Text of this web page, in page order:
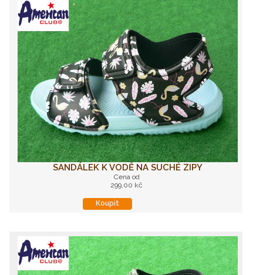
SANDÁLEK K VODĚ NA SUCHÉ ZIPY
Cena od
299,00 kč
Koupit